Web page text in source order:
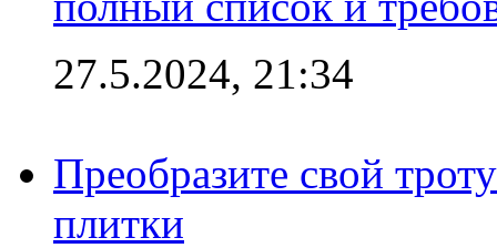
27.5.2024, 21:34
Преобразите свой
плитки